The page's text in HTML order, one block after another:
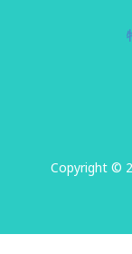
Copyright ©